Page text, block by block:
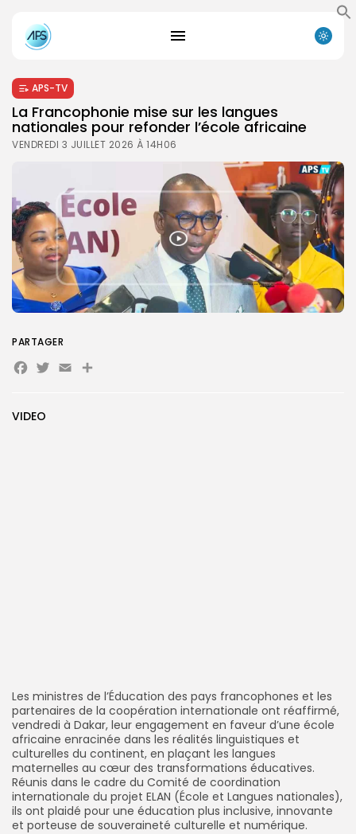
APS-TV
La Francophonie mise sur les langues
nationales pour refonder l’école africaine
VENDREDI 3 JUILLET 2026 À 14H06
VIDEO
Les ministres de l’Éducation des pays francophones et les
partenaires de la coopération internationale ont réaffirmé,
vendredi à Dakar, leur engagement en faveur d’une école
africaine enracinée dans les réalités linguistiques et
culturelles du continent, en plaçant les langues
maternelles au cœur des transformations éducatives.
Réunis dans le cadre du Comité de coordination
internationale du projet ELAN (École et Langues nationales),
ils ont plaidé pour une éducation plus inclusive, innovante
et porteuse de souveraineté culturelle et numérique.
PARTAGER
Facebook
Twitter
EmailPartager